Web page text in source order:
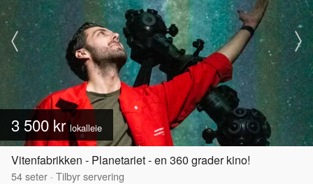
3 500 krlokalleie
Vitenfabrikken - Planetariet - en 360 grader kino!
54seter · Tilbyr servering